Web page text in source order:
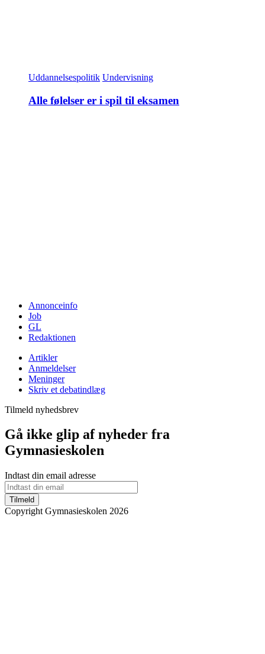
Uddannelsespolitik Undervisning
Alle følelser er i spil til eksamen
Annonceinfo
Job
GL
Redaktionen
Artikler
Anmeldelser
Meninger
Skriv et debatindlæg
Tilmeld nyhedsbrev
Gå ikke glip af nyheder fra
Gymnasieskolen
Indtast din email adresse
Tilmeld
Copyright Gymnasieskolen 2026